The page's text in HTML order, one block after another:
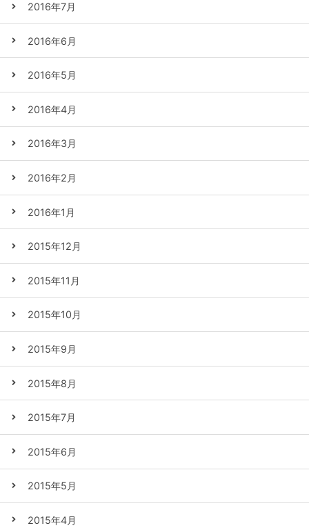
2016年7月
2016年6月
2016年5月
2016年4月
2016年3月
2016年2月
2016年1月
2015年12月
2015年11月
2015年10月
2015年9月
2015年8月
2015年7月
2015年6月
2015年5月
2015年4月